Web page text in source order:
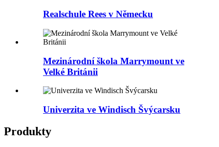
Realschule Rees v Německu
Mezinárodní škola Marrymount ve
Velké Británii
Univerzita ve Windisch Švýcarsku
Produkty